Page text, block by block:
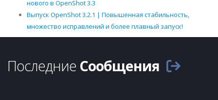
нового в OpenShot 3.3
Выпуск OpenShot 3.2.1 | Повышенная стабильность,
множество исправлений и более плавный запуск!
Последние Сообщения